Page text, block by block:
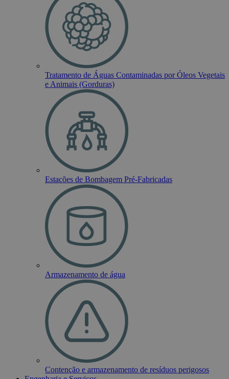
Tratamento de Águas Contaminadas por Óleos Vegetais
e Animais (Gorduras)
Estações de Bombagem Pré-Fabricadas
Armazenamento de água
Contenção e armazenamento de resíduos perigosos